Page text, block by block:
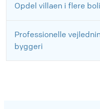
Opdel villaen i flere
Professionelle
byggeri